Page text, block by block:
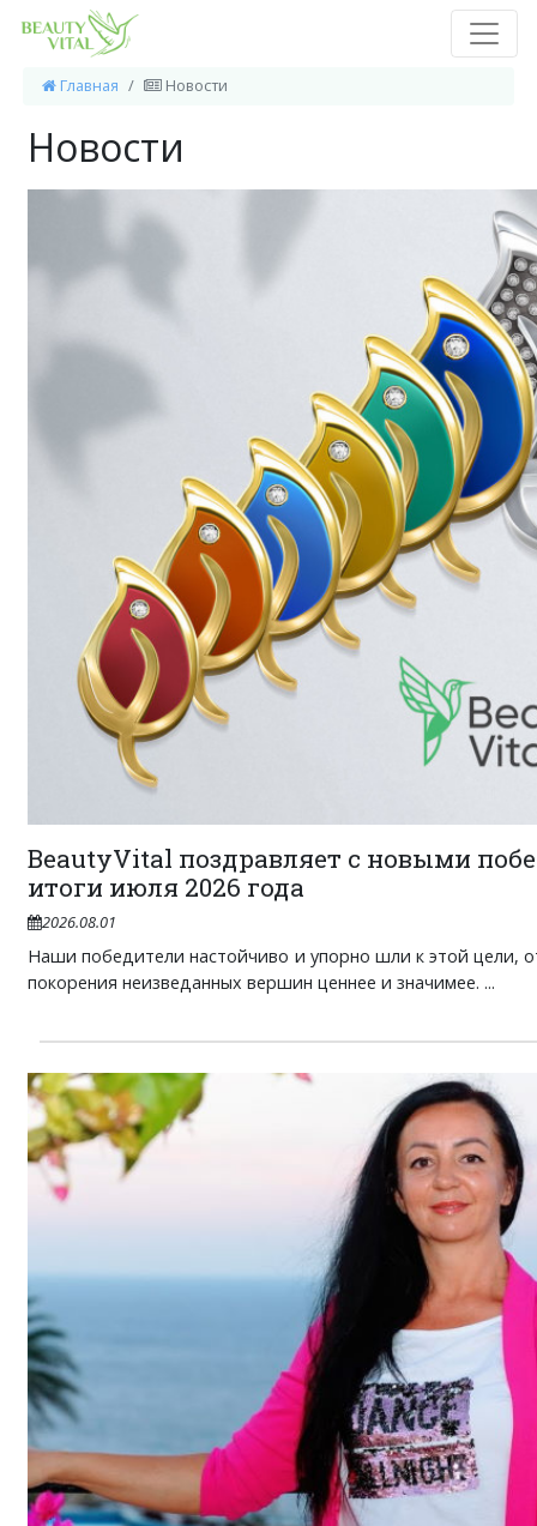
Главная Новости
Новости
BeautyVital поздравляет с новыми
итоги июля 2026 года
2026.08.01
Наши победители настойчиво и упорно шли к этой цели,
покорения неизведанных вершин ценнее и значимее. ...